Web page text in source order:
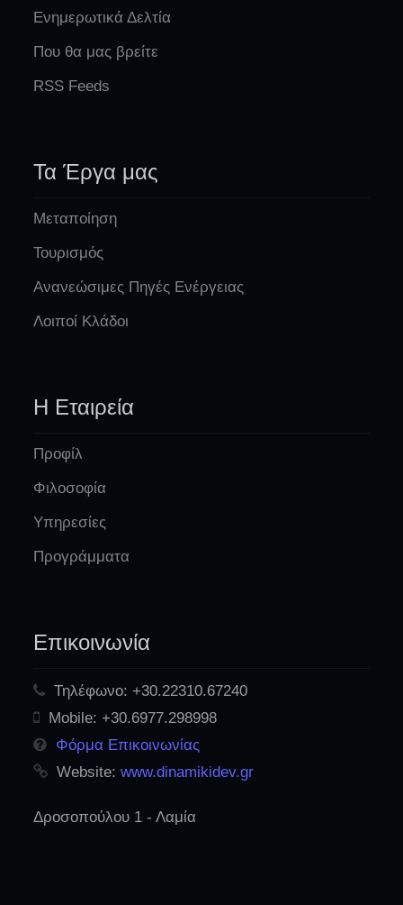
Ενημερωτικά Δελτία
Που θα μας βρείτε
RSS Feeds
Τα Έργα μας
Μεταποίηση
Τουρισμός
Ανανεώσιμες Πηγές Ενέργειας
Λοιποί Κλάδοι
Η Εταιρεία
Προφίλ
Φιλοσοφία
Υπηρεσίες
Προγράμματα
Επικοινωνία
Τηλέφωνο: +30.22310.67240
Mobile: +30.6977.298998
Φόρμα Επικοινωνίας
Website: www.dinamikidev.gr
Δροσοπούλου 1 - Λαμία